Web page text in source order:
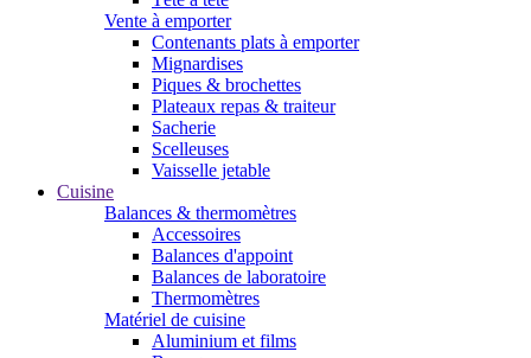
Vente à emporter
Contenants plats à emporter
Mignardises
Piques & brochettes
Plateaux repas & traiteur
Sacherie
Scelleuses
Vaisselle jetable
Cuisine
Balances & thermomètres
Accessoires
Balances d'appoint
Balances de laboratoire
Thermomètres
Matériel de cuisine
Aluminium et films